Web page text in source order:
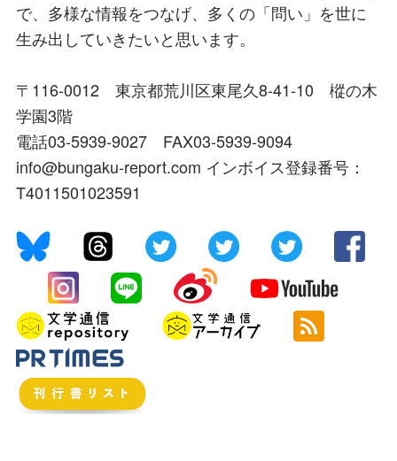
で、多様な情報をつなげ、多くの「問い」を世に
生み出していきたいと思います。
〒116-0012 東京都荒川区東尾久8-41-10 樅の木
学園3階
電話03-5939-9027 FAX03-5939-9094
info@bungaku-report.com インボイス登録番号：
T4011501023591